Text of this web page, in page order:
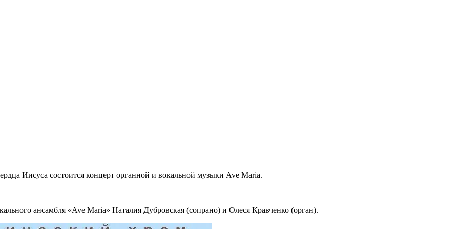
Иисуса состоится концерт органной и вокальной музыки Ave Maria.
ансамбля «Ave Maria» Наталия Дубровская (сопрано) и Олеся Кравченко (орган).